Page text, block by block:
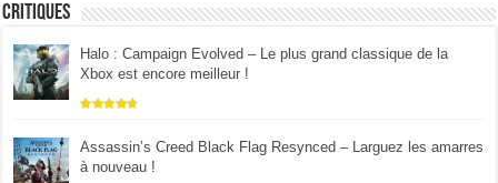
Critiques
Halo : Campaign Evolved – Le plus grand classique de la
Xbox est encore meilleur !
Assassin’s Creed Black Flag Resynced – Larguez les amarres
à nouveau !